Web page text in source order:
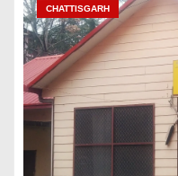
CHATTISGARH